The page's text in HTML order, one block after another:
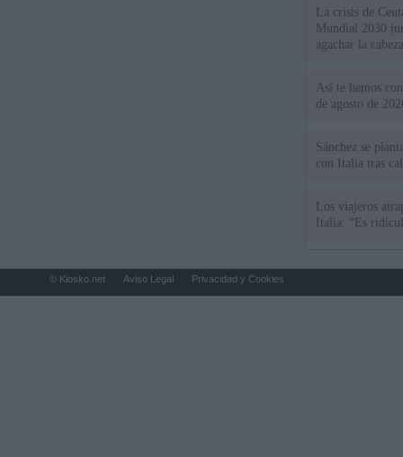
La crisis de
Mundial 2030
agachar la
Así te hemos
de agosto de
Sánchez se
con Italia tras
Los viajeros
Italia: “Es
© Kiosko.net Aviso Legal Privacidad y Cookies